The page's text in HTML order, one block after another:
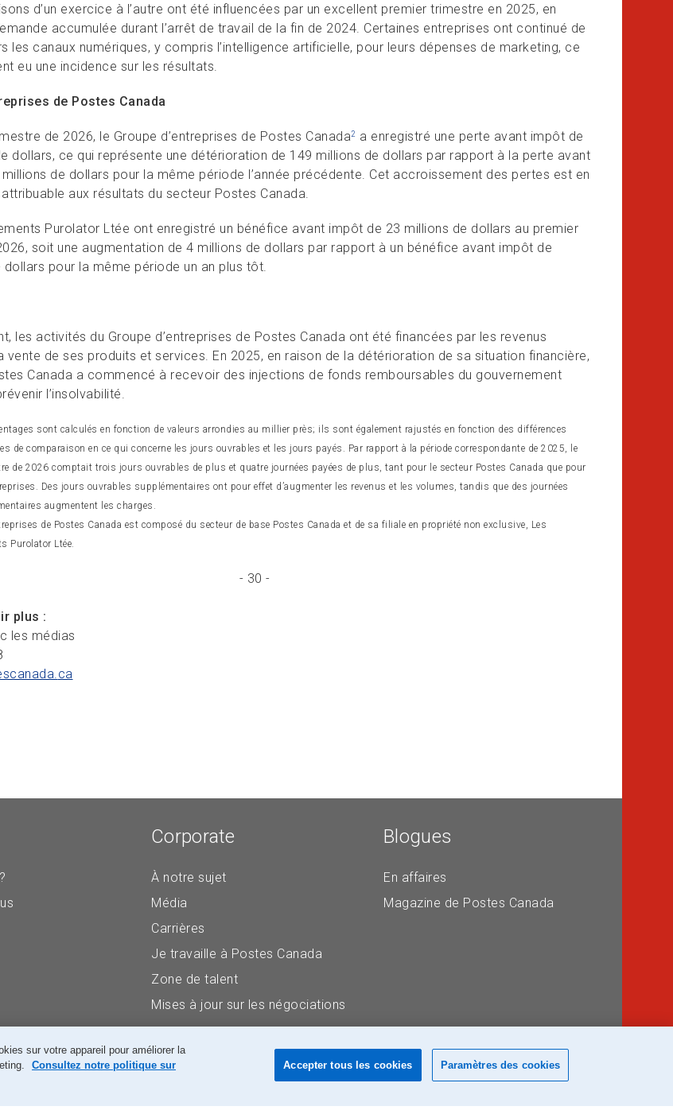
d’un exercice à l’autre ont été influencées par un excellent premier trimestre en 2025, en
accumulée durant l’arrêt de travail de la fin de 2024. Certaines entreprises ont continué de
les canaux numériques, y compris l’intelligence artificielle, pour leurs dépenses de marketing, ce
eu une incidence sur les résultats.
de Postes Canada
de 2026, le Groupe d’entreprises de Postes Canada2
a enregistré une perte avant impôt de
dollars, ce qui représente une détérioration de 149 millions de dollars par rapport à la perte avant
de dollars pour la même période l’année précédente. Cet accroissement des pertes est en
aux résultats du secteur Postes Canada.
Purolator Ltée ont enregistré un bénéfice avant impôt de 23 millions de dollars au premier
soit une augmentation de 4 millions de dollars par rapport à un bénéfice avant impôt de
dollars pour la même période un an plus tôt.
les activités du Groupe d’entreprises de Postes Canada ont été financées par les revenus
vente de ses produits et services. En 2025, en raison de la détérioration de sa situation financière,
Canada a commencé à recevoir des injections de fonds remboursables du gouvernement
l’insolvabilité.
sont calculés en fonction de valeurs arrondies au millier près; ils sont également rajustés en fonction des différences
de comparaison en ce qui concerne les jours ouvrables et les jours payés. Par rapport à la période correspondante de 2025, le
de 2026 comptait trois jours ouvrables de plus et quatre journées payées de plus, tant pour le secteur Postes Canada que pour
Des jours ouvrables supplémentaires ont pour effet d’augmenter les revenus et les volumes, tandis que des journées
augmentent les charges.
de Postes Canada est composé du secteur de base Postes Canada et de sa filiale en propriété non exclusive, Les
Purolator Ltée.
- 30 -
plus :
les médias
ca
Corporate
À notre sujet
Média
Carrières
Je travaille à Postes Canada
Zone de talent
Mises à jour sur les négociations
Blogues
En affaires
Magazine de Postes Canada
Avis juridiques Confidentialité Recherche
sur votre appareil pour améliorer la
Consultez notre politique sur
Paramètres des cookies
Accepter tous les cookies